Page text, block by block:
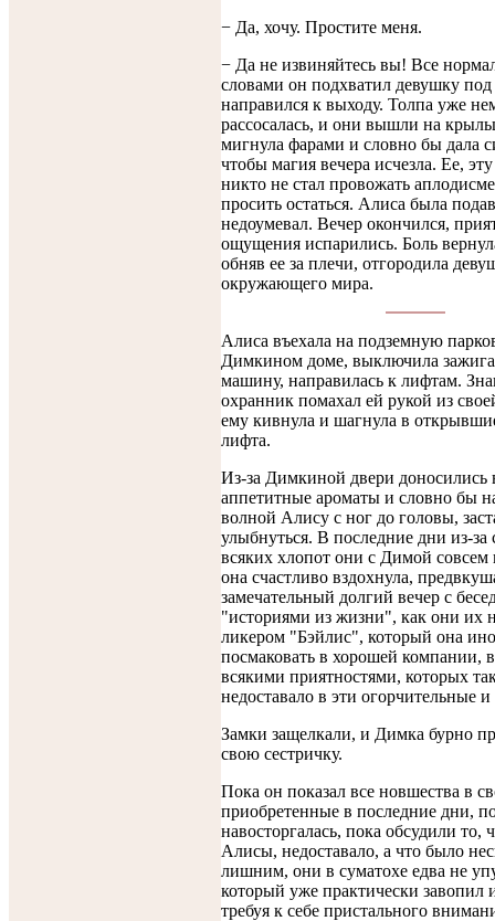
− Да, хочу. Простите меня.
− Да не извиняйтесь вы! Все
словами он подхватил девушку
направился к выходу. Толпа уже
рассосалась, и они вышли на
мигнула фарами и словно бы дала
чтобы магия вечера исчезла. Ее,
никто не стал провожать
просить остаться. Алиса была
недоумевал. Вечер окончился,
ощущения испарились. Боль
обняв ее за плечи, отгородила
окружающего мира.
Алиса въехала на подземную
Димкином доме, выключила
машину, направилась к лифтам.
охранник помахал ей рукой из
ему кивнула и шагнула в
лифта.
Из-за Димкиной двери доносились
аппетитные ароматы и словно бы
волной Алису с ног до головы,
улыбнуться. В последние дни из-за
всяких хлопот они с Димой совсем
она счастливо вздохнула,
замечательный долгий вечер с
"историями из жизни", как они их
ликером "Бэйлис", который она
посмаковать в хорошей компании,
всякими приятностями, которых
недоставало в эти огорчительные
Замки защелкали, и Димка бурно
свою сестричку.
Пока он показал все новшества в
приобретенные в последние дни,
навосторгалась, пока обсудили то,
Алисы, недоставало, а что было
лишним, они в суматохе едва не
который уже практически завопил
требуя к себе пристального